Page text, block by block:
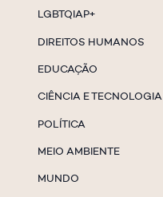
LGBTQIAP+
DIREITOS HUMANOS
EDUCAÇÃO
CIÊNCIA E TECNOLOGIA
POLÍTICA
MEIO AMBIENTE
MUNDO